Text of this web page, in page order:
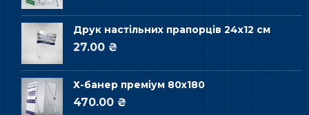
Друк настільних прапорців 24х12 см
27.00 ₴
Х-банер преміум 80х180
470.00 ₴